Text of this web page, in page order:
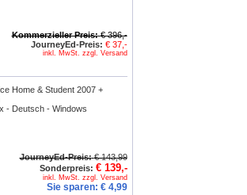
Kommerzieller Preis: € 396,-
JourneyEd-Preis: € 37,-
inkl. MwSt. zzgl. Versand
Home & Student 2007 +
- Deutsch - Windows
JourneyEd-Preis: € 143,99
Sonderpreis: € 139,-
inkl. MwSt. zzgl. Versand
Sie sparen: € 4,99